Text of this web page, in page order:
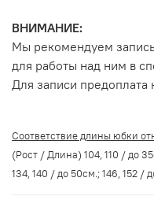
ВНИМАНИЕ:
Мы рекомендуем
для работы над ним в
Для записи предоплата
Соответствие длины юбки
(Рост / Длина) 104, 110 / до
134, 140 / до 50см.; 146, 152 /